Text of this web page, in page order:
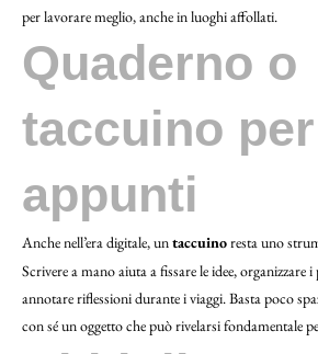
per lavorare meglio, anche in luoghi affollati.
Quaderno o
taccuino per
appunti
Anche nell’era digitale, untaccuinoresta uno
Scrivere a mano aiuta a fissare le idee, organizzare
annotare riflessioni durante i viaggi. Basta poco
con sé un oggetto che può rivelarsi fondamentale